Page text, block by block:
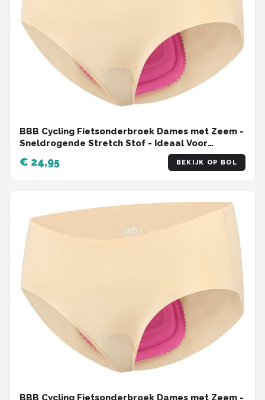
BBB Cycling Fietsonderbroek Dames met Zeem -
Sneldrogende Stretch Stof - Ideaal Voor
Fietsvakantie of Woon-werk Verkeer - Ultradun
Fietsondergoed Dames - Maat XS/S -
ComfortBrief BUW-66
€ 24,95 BEKIJK OP BOL
BBB Cycling Fietsonderbroek Dames met Zeem -